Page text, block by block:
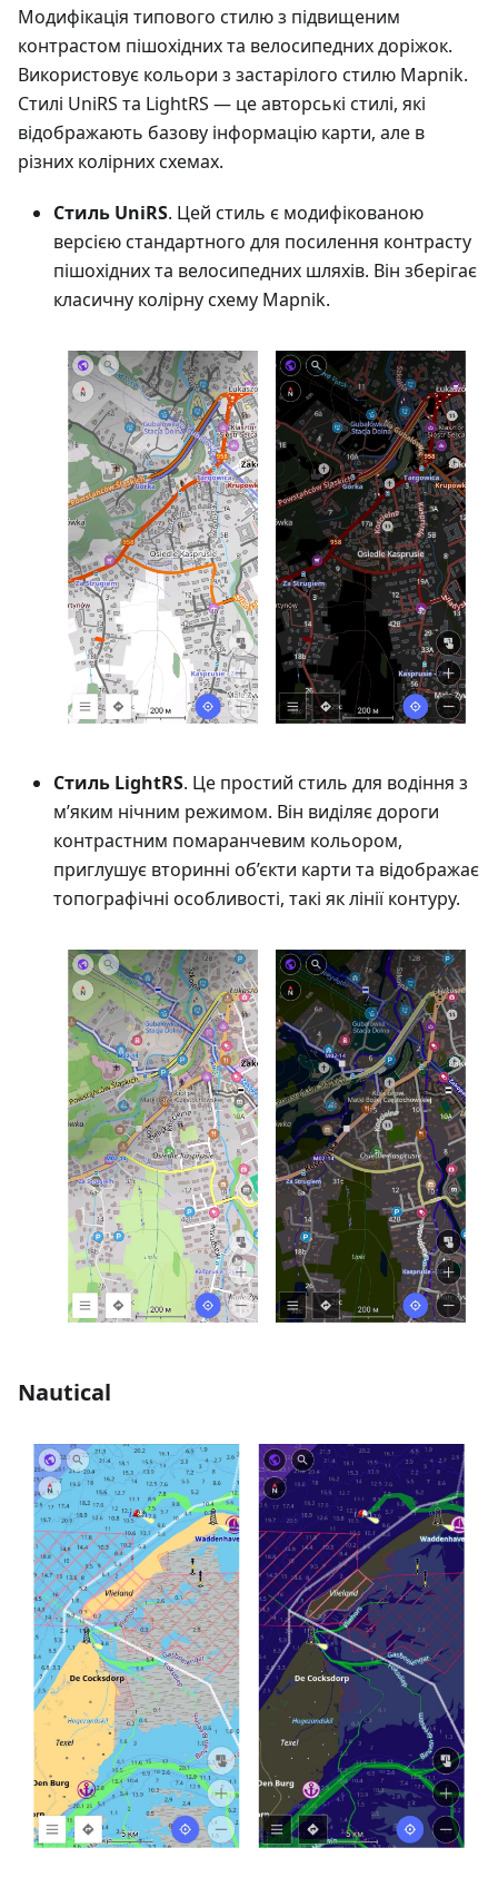
Модифікація типового стилю з підвищеним
контрастом пішохідних та велосипедних доріжок.
Використовує кольори з застарілого стилю Mapnik.
Стилі UniRS та LightRS — це авторські стилі, які
відображають базову інформацію карти, але в
різних колірних схемах.
Стиль UniRS. Цей стиль є модифікованою
версією стандартного для посилення контрасту
пішохідних та велосипедних шляхів. Він зберігає
класичну колірну схему Mapnik.
Стиль LightRS. Це простий стиль для водіння з
м’яким нічним режимом. Він виділяє дороги
контрастним помаранчевим кольором,
приглушує вторинні об’єкти карти та відображає
топографічні особливості, такі як лінії контуру.
Nautical